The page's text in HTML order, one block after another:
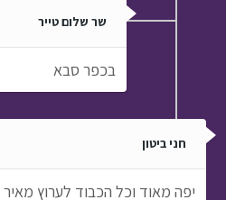
שר שלום טייר
בכפר סבא
חני ביטון
יפה מאוד וכל הכבוד לערוץ מאיר